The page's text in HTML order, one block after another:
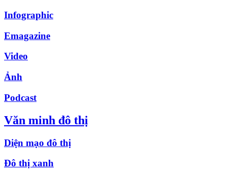
Infographic
Emagazine
Video
Ảnh
Podcast
Văn minh đô thị
Diện mạo đô thị
Đô thị xanh